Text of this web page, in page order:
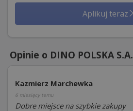
Aplikuj teraz
Opinie o DINO POLSKA S.A.
Kazmierz Marchewka
6 miesięcy temu
Dobre miejsce na szybkie zakupy